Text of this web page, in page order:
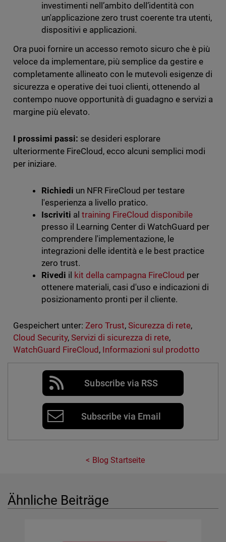
investimenti nell’ambito dell’identità con
un'applicazione zero trust coerente tra utenti,
dispositivi e applicazioni.
Ora puoi fornire un accesso remoto sicuro che è più
veloce da implementare, più semplice da gestire e
completamente allineato con le mutevoli esigenze di
sicurezza e operative dei tuoi clienti, ottenendo al
contempo nuove opportunità di guadagno e servizi a
margine più elevato.
I prossimi passi: se desideri esplorare
ulteriormente FireCloud, ecco alcuni semplici modi
per iniziare.
Richiedi un NFR FireCloud per testare
l'esperienza a livello pratico.
Iscriviti al training FireCloud disponibile
presso il Learning Center di WatchGuard per
comprendere l'implementazione, le
integrazioni delle identità e le best practice
zero trust.
Rivedi il kit della campagna FireCloud per
ottenere materiali, casi d'uso e indicazioni di
posizionamento pronti per il cliente.
Gespeichert unter: Zero Trust,Sicurezza di rete,
Cloud Security, Servizi di sicurezza di rete,
WatchGuard FireCloud, Informazioni sul prodotto
Subscribe via RSS
Subscribe via Email
Blog Startseite
Ähnliche Beiträge